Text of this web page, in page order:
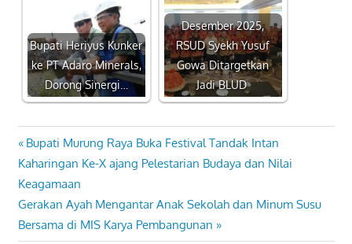
Bupati Heriyus Kunker
ke PT Adaro Minerals,
Dorong Sinergi…
Desember 2025,
RSUD Syekh Yusuf
Gowa Ditargetkan
Jadi BLUD
Navigasi
pos
Previous
Post:
Bupati Murung Raya Buka Festival Tandak Intan
Kaharingan Ke-X ajang Pelestarian Budaya dan Nilai
Keagamaan
Next
Post:
Gerakan Ayah Mengantar Anak Sekolah dan Minum Susu
Bersama di MIS Karya Pembangunan